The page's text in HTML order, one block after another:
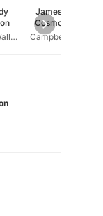
John Wallace
James
Cosmo
Campbell